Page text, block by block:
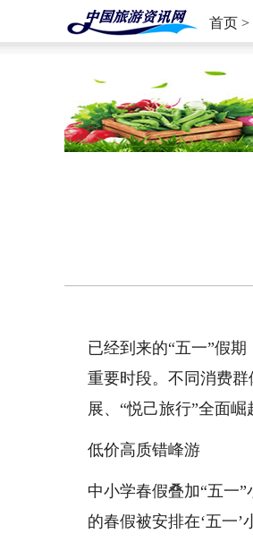
首页 >
已经到来的“五一”假
重要时段。不同消费
展、“悦己旅行”全面
低价高质错峰游
中小学春假叠加“五一
的春假被安排在‘五一